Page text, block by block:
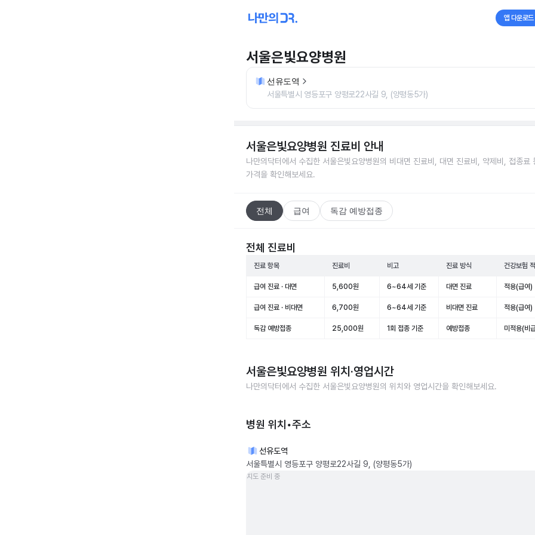
앱 다운로드
서울은빛요양병원
선유도역
서울특별시 영등포구 양평로22사길 9, (양평동5가)
서울은빛요양병원 진료비 안내
나만의닥터에서 수집한 서울은빛요양병원의 비대면 진료비, 대면 진료비, 약제비, 접종료
가격을 확인해보세요.
전체 급여 독감 예방접종
전체 진료비
진료 항목 진료비 비고 진료 방식 건강보험
급여 진료 · 대면 5,600원 6~64세 기준 대면 진료 적용(급여)
급여 진료 · 비대면 6,700원 6~64세 기준 비대면 진료 적용(급여)
독감 예방접종 25,000원 1회 접종 기준 예방접종 미적용(비
서울은빛요양병원 위치·영업시간
나만의닥터에서 수집한 서울은빛요양병원의 위치와 영업시간을 확인해보세요.
병원 위치•주소
선유도역
서울특별시 영등포구 양평로22사길 9, (양평동5가)
지도 준비 중